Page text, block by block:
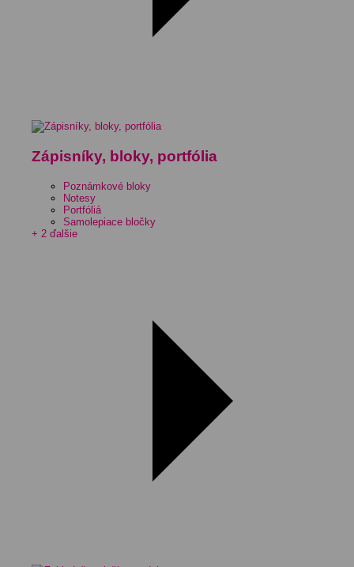
Zápisníky, bloky, portfólia
Poznámkové bloky
Notesy
Portfóliá
Samolepiace bločky
+ 2 ďalšie